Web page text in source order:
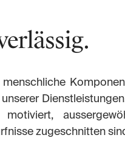
zugeschnitten